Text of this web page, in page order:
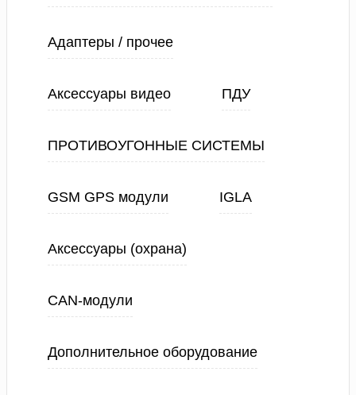
Адаптеры / прочее
Аксессуары видео ПДУ
ПРОТИВОУГОННЫЕ СИСТЕМЫ
GSM GPS модули IGLA
Аксессуары (охрана)
CAN-модули
Дополнительное оборудование